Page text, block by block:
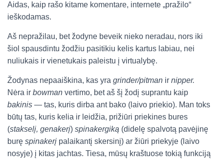
Aidas, kaip rašo kitame komentare, internete „pražilo“
ieškodamas.
Aš nepražilau, bet žodyne beveik nieko neradau, nors iki
šiol spausdintu žodžiu pasitikiu kelis kartus labiau, nei
nuliukais ir vienetukais paleistu į virtualybę.
Žodynas nepaaiškina, kas yra grinder/pitman ir nipper.
Nėra ir bowman vertimo, bet aš šį žodį suprantu kaip
bakinis — tas, kuris dirba ant bako (laivo priekio). Man toks
būtų tas, kuris kelia ir leidžia, prižiūri priekines bures
(stakselį, genakerį) spinakergiką (didelę spalvotą pavėjinę
burę spinakerį palaikantį skersinį) ar žiūri priekyje (laivo
nosyje) į kitas jachtas. Tiesa, mūsų kraštuose tokią funkciją